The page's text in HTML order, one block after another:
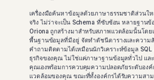
เครื่องมือค้นหาข้อมูลด้วยภาษาธรรมชาติส่วนให
จริง ไม่ว่าจะเป็น Schema ที่ซับซ้อน หลายฐาน
Oriona ถูกสร้างมาสำหรับสภาพแวดล้อมนั้นโดย
พื้นฐานข้อมูลที่มีอยู่ จัดทำดัชนีตารางและความ
คำถามติดตามได้เหมือนนักวิเคราะห์ข้อมูล
ธุรกิจของคุณ ไม่ใช่แค่ภาษาฐานข้อมูลทั่วไป และ
คุณเองพร้อมการควบคุมความปลอดภัยระดับอง
แวดล้อมของคุณ ขณะที่ทั้งองค์กรได้รับความสา